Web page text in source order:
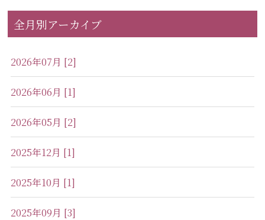
全月別アーカイブ
2026年07月 [2]
2026年06月 [1]
2026年05月 [2]
2025年12月 [1]
2025年10月 [1]
2025年09月 [3]